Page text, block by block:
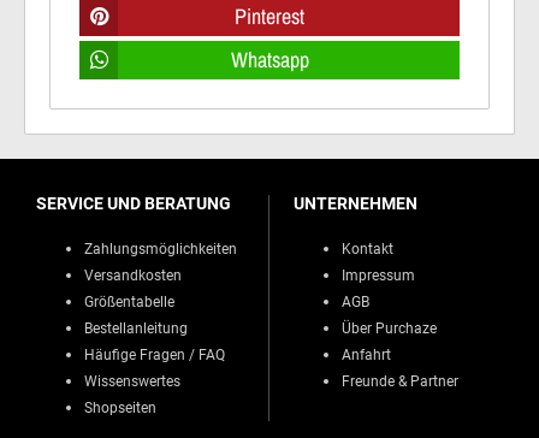
Pinterest
Whatsapp
SERVICE UND BERATUNG
Zahlungsmöglichkeiten
Versandkosten
Größentabelle
Bestellanleitung
Häufige Fragen / FAQ
Wissenswertes
Shopseiten
UNTERNEHMEN
Kontakt
Impressum
AGB
Über Purchaze
Anfahrt
Freunde & Partner